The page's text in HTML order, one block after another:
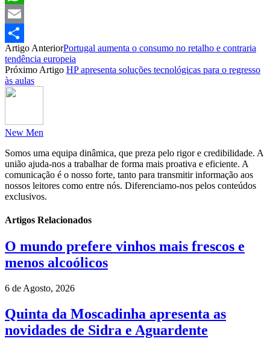
WhatsApp
Email
Partilhar
Artigo AnteriorPortugal aumenta o consumo no retalho e contraria
tendência europeia
Próximo Artigo HP apresenta soluções tecnológicas para o regresso
às aulas
New Men
Somos uma equipa dinâmica, que preza pelo rigor e credibilidade. A
união ajuda-nos a trabalhar de forma mais proativa e eficiente. A
comunicação é o nosso forte, tanto para transmitir informação aos
nossos leitores como entre nós. Diferenciamo-nos pelos conteúdos
exclusivos.
Artigos Relacionados
O mundo prefere vinhos mais frescos e
menos alcoólicos
6 de Agosto, 2026
Quinta da Moscadinha apresenta as
novidades de Sidra e Aguardente